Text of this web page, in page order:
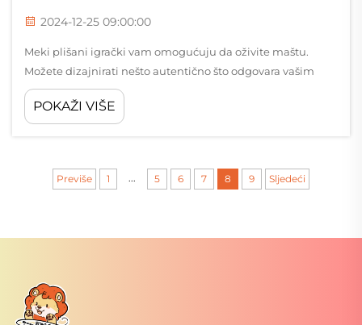
2024-12-25 09:00:00
Meki plišani igrački vam omogućuju da oživite maštu.
Možete dizajnirati nešto autentično što odgovara vašim
idejama. Bez obzira želite li mekog medvjedića ili živahnu,
jedinstvenu figuru, mogućnosti su beskrajne. Vi birate
POKAŽI VIŠE
Previše 1 ... 5 6 7 8 9 Sljedeći